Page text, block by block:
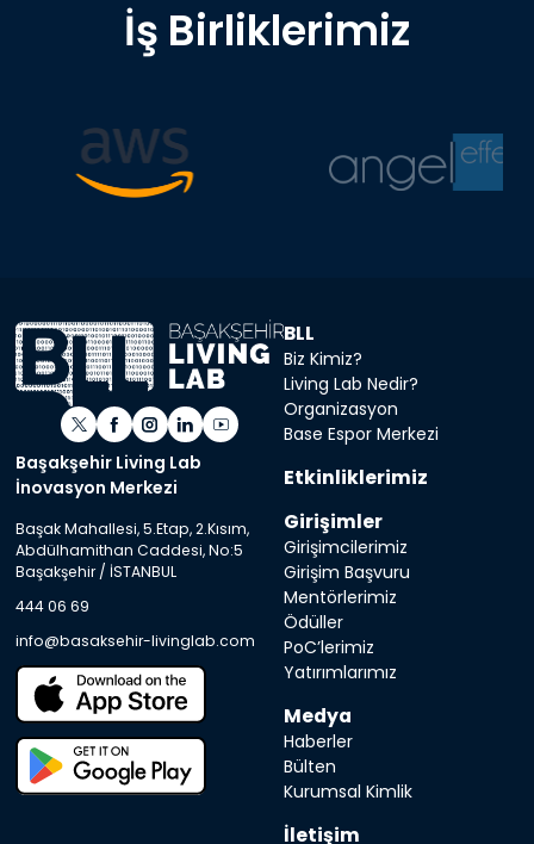
İş Birliklerimiz
BLL
Biz Kimiz?
Living Lab Nedir?
Organizasyon
Base Espor Merkezi
Etkinliklerimiz
Girişimler
Girişimcilerimiz
Girişim Başvuru
Mentörlerimiz
Ödüller
PoC’lerimiz
Yatırımlarımız
Medya
Haberler
Bülten
Kurumsal Kimlik
İletişim
Başakşehir Living Lab
İnovasyon Merkezi
Başak Mahallesi, 5.Etap, 2.Kısım,
Abdülhamithan Caddesi, No:5
Başakşehir / İSTANBUL
444 06 69
info@basaksehir-livinglab.com